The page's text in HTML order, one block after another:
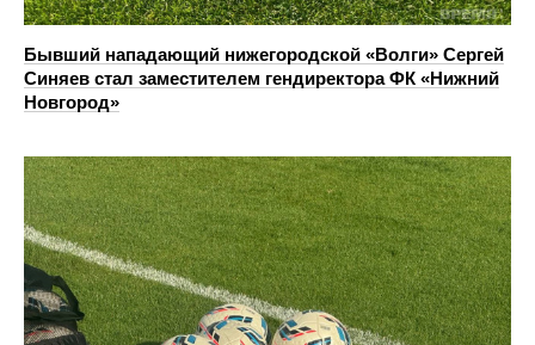
Бывший нападающий нижегородской «Волги» Сергей
Синяев стал заместителем гендиректора ФК «Нижний
Новгород»